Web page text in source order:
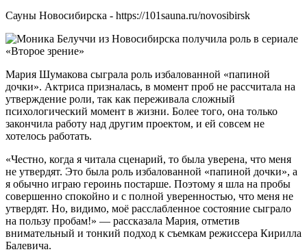
Сауны Новосибирска - https://101sauna.ru/novosibirsk
Мария Шумакова сыграла роль избалованной «папиной
дочки». Актриса призналась, в момент проб не рассчитала на
утверждение роли, так как переживала сложный
психологический момент в жизни. Более того, она только
закончила работу над другим проектом, и ей совсем не
хотелось работать.
«Честно, когда я читала сценарий, то была уверена, что меня
не утвердят. Это была роль избалованной «папиной дочки», а
я обычно играю героинь постарше. Поэтому я шла на пробы
совершенно спокойно и с полной уверенностью, что меня не
утвердят. Но, видимо, моё расслабленное состояние сыграло
на пользу пробам!» — рассказала Мария, отметив
внимательный и тонкий подход к съемкам режиссера Кирилла
Балевича.